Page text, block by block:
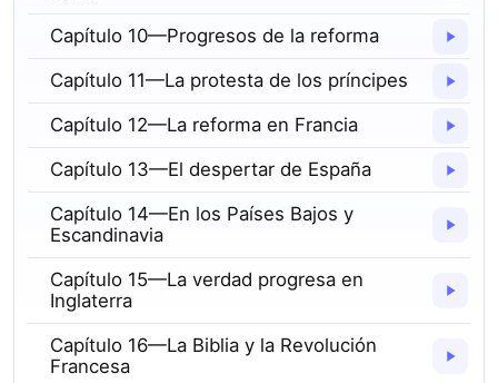
Capítulo 10—Progresos de la reforma
Capítulo 11—La protesta de los príncipes
Capítulo 12—La reforma en Francia
Capítulo 13—El despertar de España
Capítulo 14—En los Países Bajos y
Escandinavia
Capítulo 15—La verdad progresa en
Inglaterra
Capítulo 16—La Biblia y la Revolución
Francesa